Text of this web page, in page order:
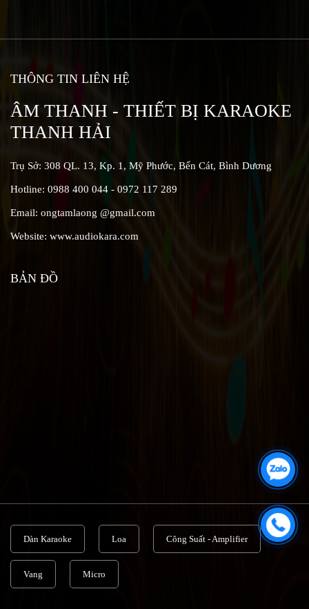
THÔNG TIN LIÊN HỆ
ÂM THANH - THIẾT BỊ KARAOKE
THANH HẢI
Trụ Sở: 308 QL. 13, Kp. 1, Mỹ Phước, Bến Cát, Bình Dương
Hotline: 0988 400 044 - 0972 117 289
Email: ongtamlaong @gmail.com
Website: www.audiokara.com
BẢN ĐỒ
Dàn Karaoke Loa Công Suất - Amplifier
Vang Micro